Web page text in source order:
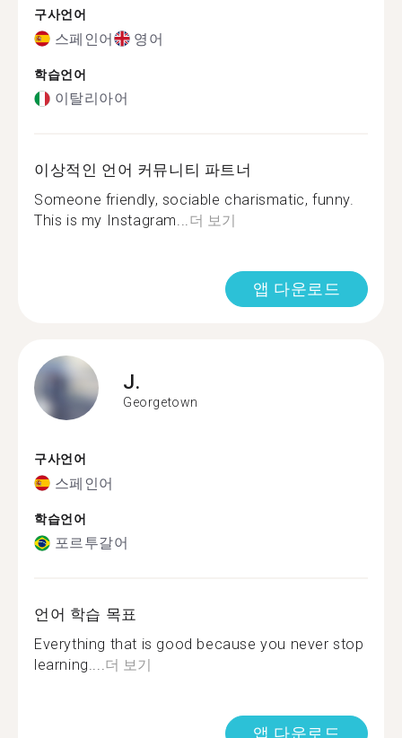
구사언어
스페인어 영어
학습언어
이탈리아어
이상적인 언어 커뮤니티 파트너
Someone friendly, sociable charismatic, funny.
This is my Instagram...더 보기
앱 다운로드
J.
Georgetown
구사언어
스페인어
학습언어
포르투갈어
언어 학습 목표
Everything that is good because you never stop
learning....더 보기
앱 다운로드